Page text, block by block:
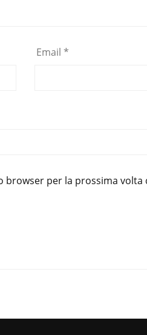
Email *
browser per la prossima volta